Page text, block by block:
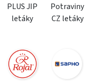
PLUS JIP
letáky
Potraviny
CZ letáky